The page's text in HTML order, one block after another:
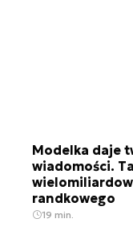
Modelka daje
wiadomości.
randkowego
19 min.